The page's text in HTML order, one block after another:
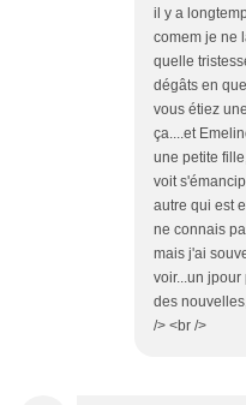
il y a
comem je ne
quelle
dégâts en
vous étiez
ça....et
une petite
voit
autre qui est
ne connais
mais j'ai
voir...un jpour
des
/> <br />